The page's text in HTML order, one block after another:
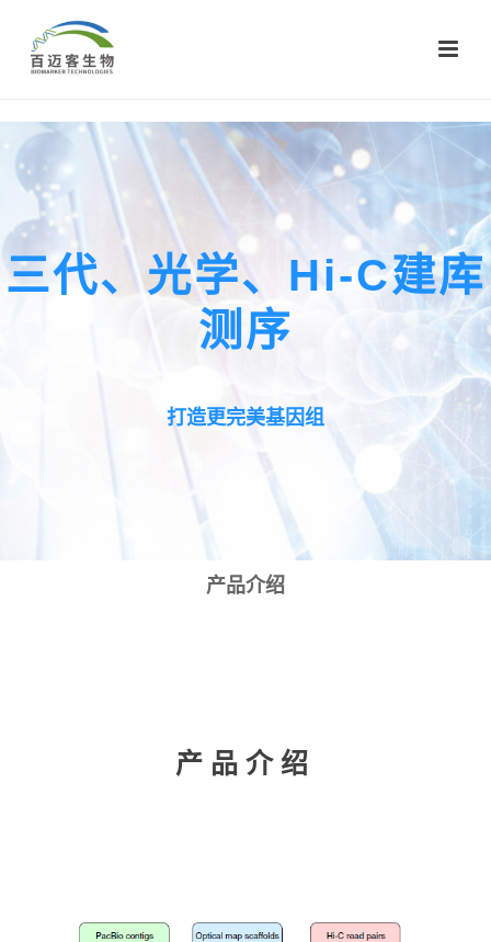
三代、光学、Hi-C建库
测序
打造更完美基因组
产品介绍
产品介绍